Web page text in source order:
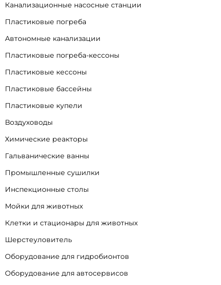
Канализационные насосные станции
Пластиковые погреба
Автономные канализации
Пластиковые погреба-кессоны
Пластиковые кессоны
Пластиковые бассейны
Пластиковые купели
Воздуховоды
Химические реакторы
Гальванические ванны
Промышленные сушилки
Инспекционные столы
Мойки для животных
Клетки и стационары для животных
Шерстеуловитель
Оборудование для гидробионтов
Оборудование для автосервисов